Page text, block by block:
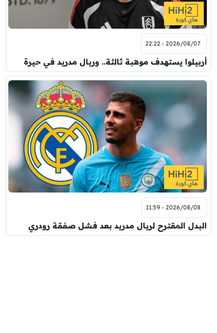
2026/08/07 - 22:22
أربيلوا يستهدف موهبة ثالثة.. وريال مدريد في حيرة
2026/08/08 - 11:59
البدل المقترح لريال مدريد بعد فشل صفقة رودري